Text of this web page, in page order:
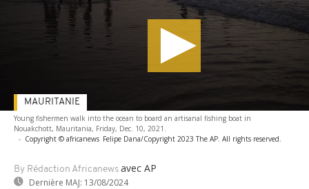
Young fishermen walk into the ocean to board an artisanal fishing boat in
Nouakchott, Mauritania, Friday, Dec. 10, 2021.
- Copyright © africanews Felipe Dana/Copyright 2023 The AP. All rights reserved.
By Rédaction Africanews avec AP
Dernière MAJ: 13/08/2024
MAURITANIE